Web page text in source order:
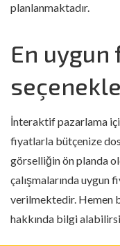
planlanmaktadır.
En
İnteraktif pazarlama
fiyatlarla bütçenize
görselliğin ön planda
çalışmalarında uygun
verilmektedir. Hemen
hakkında bilgi